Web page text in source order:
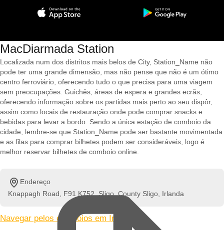
MacDiarmada Station
Localizada num dos distritos mais belos de City, Station_Name não
pode ter uma grande dimensão, mas não pense que não é um ótimo
centro ferroviário, oferecendo tudo o que precisa para uma viagem
sem preocupações. Guichês, áreas de espera e grandes ecrãs,
oferecendo informação sobre os partidas mais perto ao seu dispôr,
assim como locais de restauração onde pode comprar snacks e
bebidas para levar a bordo. Sendo a única estação de comboio da
cidade, lembre-se que Station_Name pode ser bastante movimentada
e as filas para comprar bilhetes podem ser consideráveis, logo é
melhor reservar bilhetes de comboio online.
Endereço
Knappagh Road, F91 K752, Sligo, County Sligo, Irlanda
Navegar pelos comboios em Irlanda »